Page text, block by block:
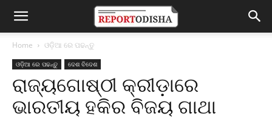
Home ଓଡ଼ିଆ ରେ ପଢନ୍ତୁ
ଓଡ଼ିଆ ରେ ପଢନ୍ତୁ ଦେଶ ବିଦେଶ
ରାଜ୍ୟଗୋଷ୍ଠୀ କ୍ରୀଡ଼ାରେ
ଭାରତୀୟ ହକିର ବିଜୟ ଗାଥା